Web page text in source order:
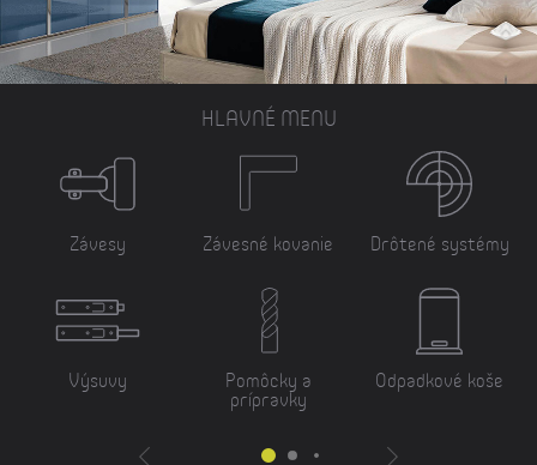
HLAVNÉ MENU
Závesy
Výsuvy
Závesné kovanie
Pomôcky a
prípravky
Drôtené systémy
Odpadkové koše